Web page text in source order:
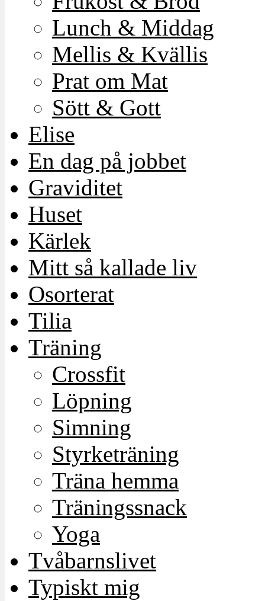
Lunch & Middag
Mellis & Kvällis
Prat om Mat
Sött & Gott
Elise
En dag på jobbet
Graviditet
Huset
Kärlek
Mitt så kallade liv
Osorterat
Tilia
Träning
Crossfit
Löpning
Simning
Styrketräning
Träna hemma
Träningssnack
Yoga
Tvåbarnslivet
Typiskt mig